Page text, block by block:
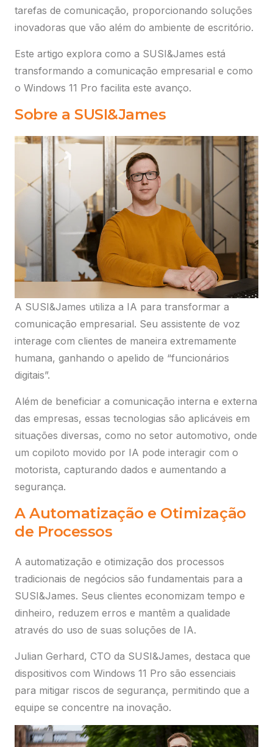
tarefas de comunicação, proporcionando soluções
inovadoras que vão além do ambiente de escritório.
Este artigo explora como a SUSI&James está
transformando a comunicação empresarial e como
o Windows 11 Pro facilita este avanço.
Sobre a SUSI&James
A SUSI&James utiliza a IA para transformar a
comunicação empresarial. Seu assistente de voz
interage com clientes de maneira extremamente
humana, ganhando o apelido de “funcionários
digitais”.
Além de beneficiar a comunicação interna e externa
das empresas, essas tecnologias são aplicáveis em
situações diversas, como no setor automotivo, onde
um copiloto movido por IA pode interagir com o
motorista, capturando dados e aumentando a
segurança.
A Automatização e Otimização
de Processos
A automatização e otimização dos processos
tradicionais de negócios são fundamentais para a
SUSI&James. Seus clientes economizam tempo e
dinheiro, reduzem erros e mantêm a qualidade
através do uso de suas soluções de IA.
Julian Gerhard, CTO da SUSI&James, destaca que
dispositivos com Windows 11 Pro são essenciais
para mitigar riscos de segurança, permitindo que a
equipe se concentre na inovação.